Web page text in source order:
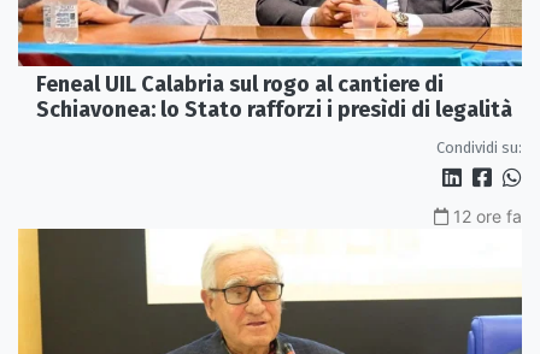
Feneal UIL Calabria sul rogo al cantiere di
Schiavonea: lo Stato rafforzi i presìdi di legalità
Condividi su:
12 ore fa